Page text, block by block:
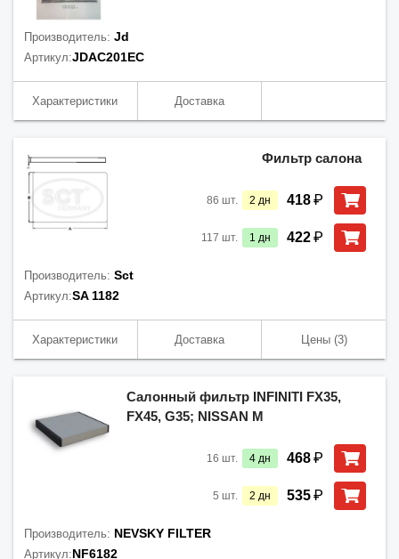
Производитель: Jd
Артикул:JDAC201EC
Характеристики Доставка
Фильтр салона
86 шт. 2 дн 418₽
117 шт. 1 дн 422₽
Производитель: Sct
Артикул:SA 1182
Характеристики Доставка Цены(3)
Салонный фильтр INFINITI FX35,
FX45, G35; NISSAN M
16 шт. 4 дн 468₽
5 шт. 2 дн 535₽
Производитель: NEVSKY FILTER
Артикул:NF6182